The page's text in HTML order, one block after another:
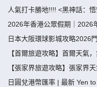
人氣打卡勝地!!!! <黑神話：
2026年香港公眾假期｜2026
假攻略請4放9-public holiday
日本大阪環球影城攻略2026
【首爾旅遊攻略】首爾天氣
【張家界旅遊攻略】張家界
日圓兌港幣匯率 | 最新 Yen